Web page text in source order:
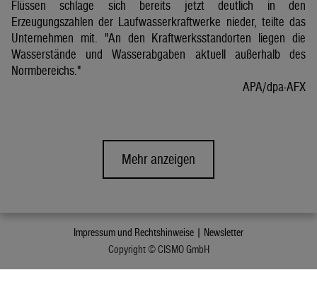
Flüssen schlage sich bereits jetzt deutlich in den
Erzeugungszahlen der Laufwasserkraftwerke nieder, teilte das
Unternehmen mit. "An den Kraftwerksstandorten liegen die
Wasserstände und Wasserabgaben aktuell außerhalb des
Normbereichs."
APA/dpa-AFX
Mehr anzeigen
Impressum und Rechtshinweise | Newsletter
Copyright © CISMO GmbH